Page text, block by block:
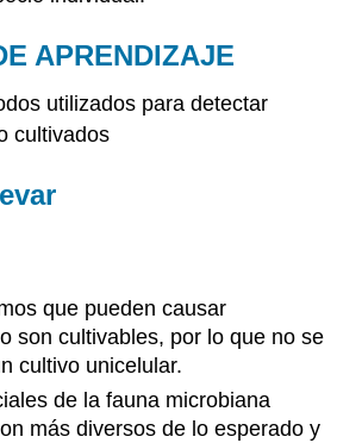
APRENDIZAJE
utilizados para detectar
cultivados
que pueden causar
son cultivables, por lo que no se
cultivo unicelular.
de la fauna microbiana
más diversos de lo esperado y